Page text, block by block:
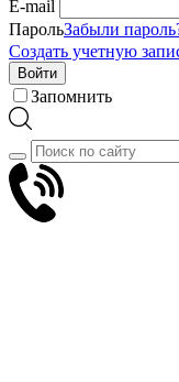
E-mail
ПарольЗабыли
Создать учетную
Войти
Запомнить